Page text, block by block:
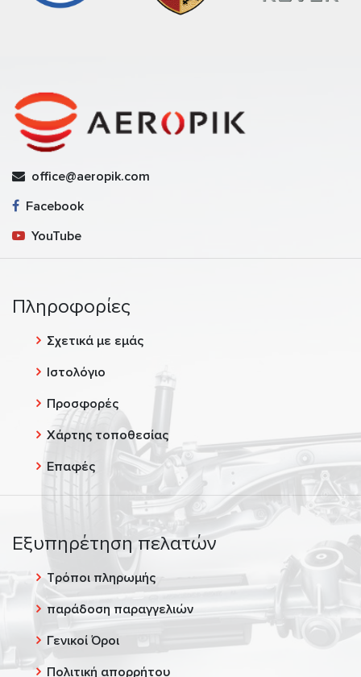
office@aeropik.com
Facebook
YouTube
Πληροφορίες
Σχετικά με εμάς
Ιστολόγιο
Προσφορές
Χάρτης τοποθεσίας
Επαφές
Εξυπηρέτηση πελατών
Τρόποι πληρωμής
παράδοση παραγγελιών
Γενικοί Όροι
Πολιτική απορρήτου